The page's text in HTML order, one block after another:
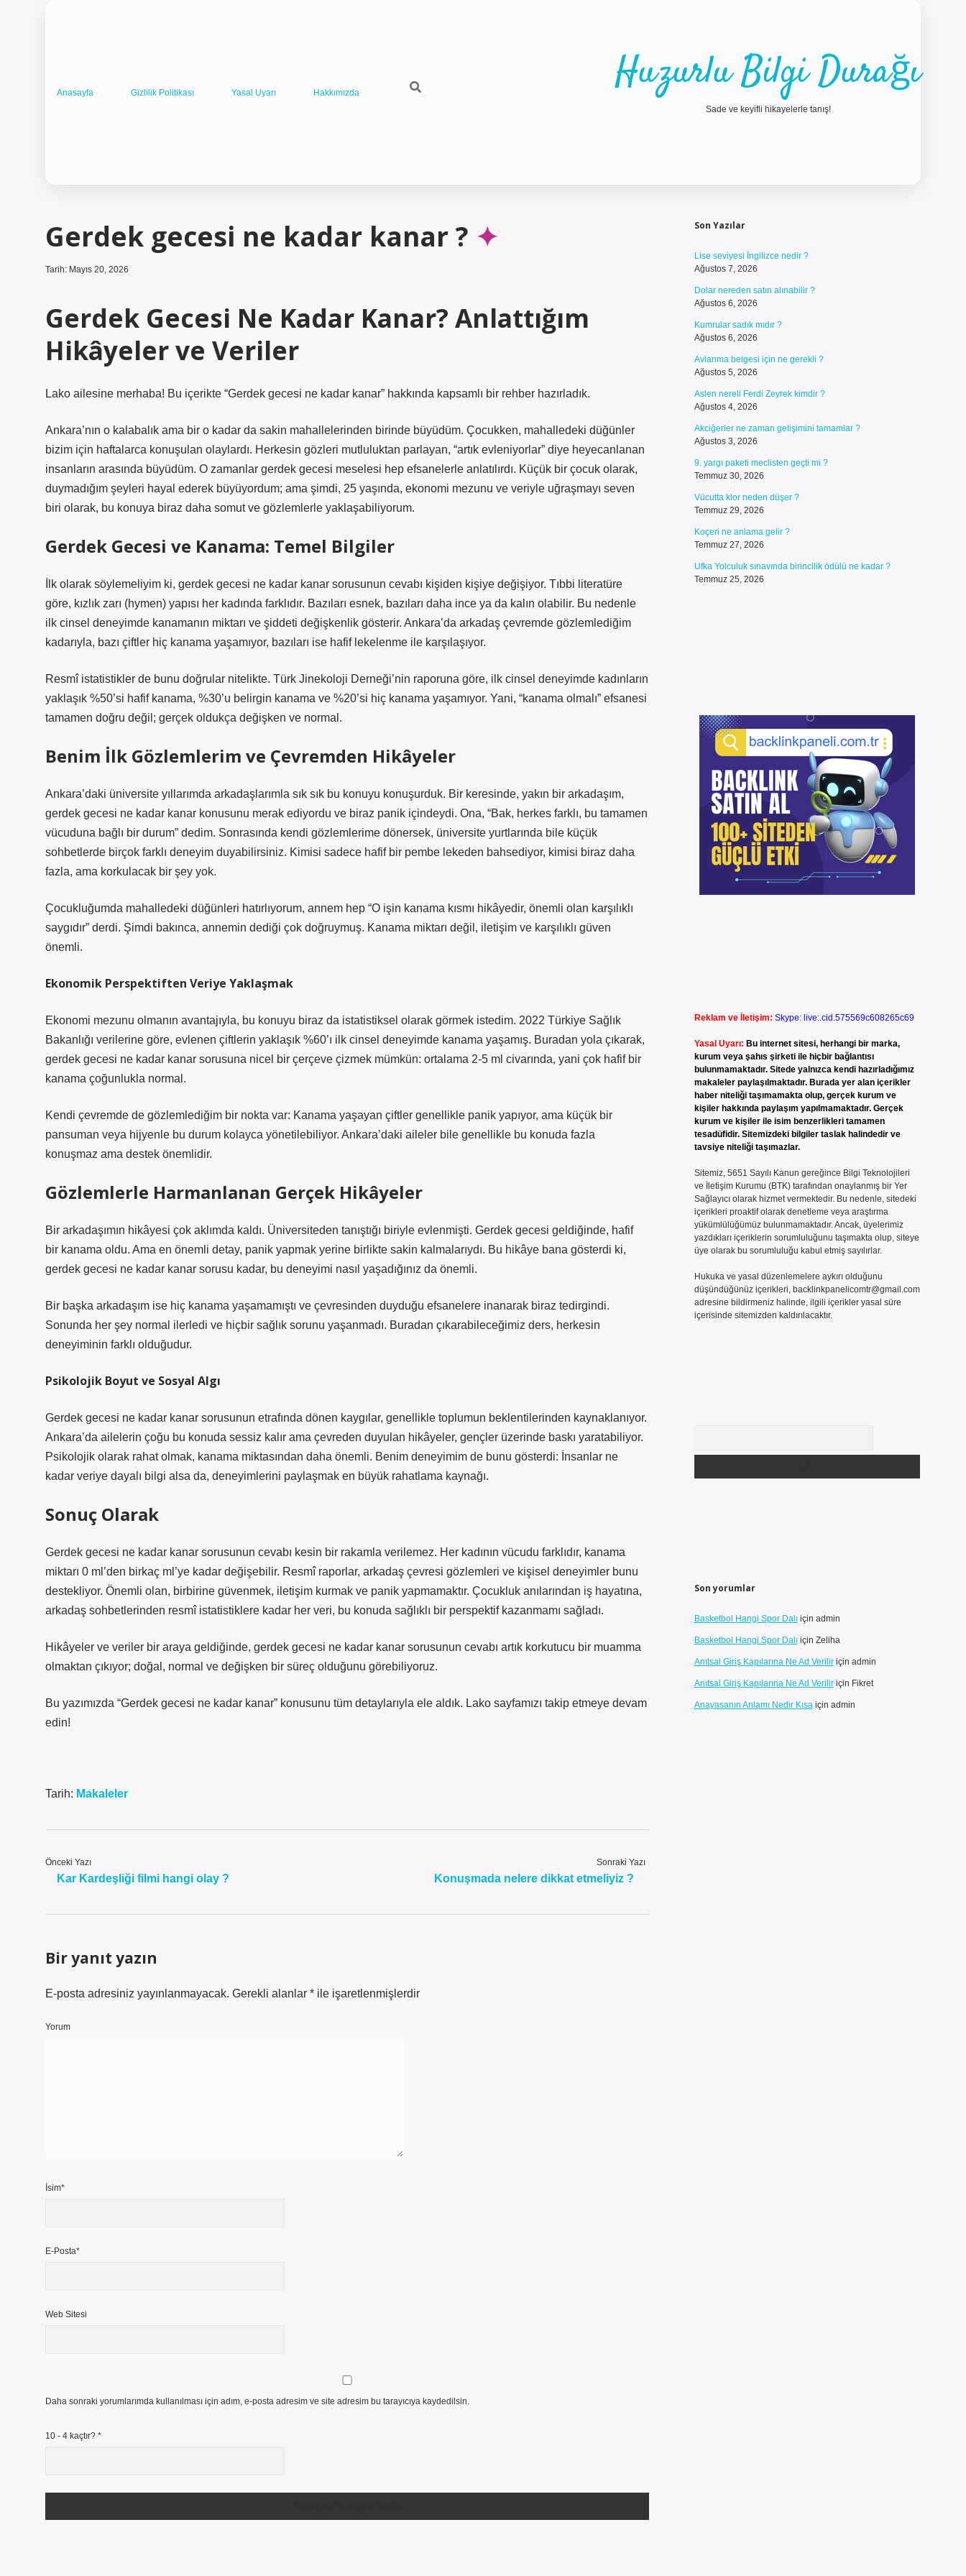
Anasayfa Gizlilik Politikası Yasal Uyarı Hakkımızda Huzurlu Bilgi Durağı
Sade ve keyifli hikayelerle tanış!
Gerdek gecesi ne kadar kanar ?
Tarih: Mayıs 20, 2026
Gerdek Gecesi Ne Kadar Kanar? Anlattığım
Hikâyeler ve Veriler
Lako ailesine merhaba! Bu içerikte “Gerdek gecesi ne kadar kanar” hakkında kapsamlı bir rehber hazırladık.
Ankara’nın o kalabalık ama bir o kadar da sakin mahallelerinden birinde büyüdüm. Çocukken, mahalledeki düğünler
bizim için haftalarca konuşulan olaylardı. Herkesin gözleri mutluluktan parlayan, “artık evleniyorlar” diye heyecanlanan
insanların arasında büyüdüm. O zamanlar gerdek gecesi meselesi hep efsanelerle anlatılırdı. Küçük bir çocuk olarak,
duymadığım şeyleri hayal ederek büyüyordum; ama şimdi, 25 yaşında, ekonomi mezunu ve veriyle uğraşmayı seven
biri olarak, bu konuya biraz daha somut ve gözlemlerle yaklaşabiliyorum.
Gerdek Gecesi ve Kanama: Temel Bilgiler
İlk olarak söylemeliyim ki, gerdek gecesi ne kadar kanar sorusunun cevabı kişiden kişiye değişiyor. Tıbbi literatüre
göre, kızlık zarı (hymen) yapısı her kadında farklıdır. Bazıları esnek, bazıları daha ince ya da kalın olabilir. Bu nedenle
ilk cinsel deneyimde kanamanın miktarı ve şiddeti değişkenlik gösterir. Ankara’da arkadaş çevremde gözlemlediğim
kadarıyla, bazı çiftler hiç kanama yaşamıyor, bazıları ise hafif lekelenme ile karşılaşıyor.
Resmî istatistikler de bunu doğrular nitelikte. Türk Jinekoloji Derneği’nin raporuna göre, ilk cinsel deneyimde kadınların
yaklaşık %50’si hafif kanama, %30’u belirgin kanama ve %20’si hiç kanama yaşamıyor. Yani, “kanama olmalı” efsanesi
tamamen doğru değil; gerçek oldukça değişken ve normal.
Benim İlk Gözlemlerim ve Çevremden Hikâyeler
Ankara’daki üniversite yıllarımda arkadaşlarımla sık sık bu konuyu konuşurduk. Bir keresinde, yakın bir arkadaşım,
gerdek gecesi ne kadar kanar konusunu merak ediyordu ve biraz panik içindeydi. Ona, “Bak, herkes farklı, bu tamamen
vücuduna bağlı bir durum” dedim. Sonrasında kendi gözlemlerime dönersek, üniversite yurtlarında bile küçük
sohbetlerde birçok farklı deneyim duyabilirsiniz. Kimisi sadece hafif bir pembe lekeden bahsediyor, kimisi biraz daha
fazla, ama korkulacak bir şey yok.
Çocukluğumda mahalledeki düğünleri hatırlıyorum, annem hep “O işin kanama kısmı hikâyedir, önemli olan karşılıklı
saygıdır” derdi. Şimdi bakınca, annemin dediği çok doğruymuş. Kanama miktarı değil, iletişim ve karşılıklı güven
önemli.
Ekonomik Perspektiften Veriye Yaklaşmak
Ekonomi mezunu olmanın avantajıyla, bu konuyu biraz da istatistiksel olarak görmek istedim. 2022 Türkiye Sağlık
Bakanlığı verilerine göre, evlenen çiftlerin yaklaşık %60’ı ilk cinsel deneyimde kanama yaşamış. Buradan yola çıkarak,
gerdek gecesi ne kadar kanar sorusuna nicel bir çerçeve çizmek mümkün: ortalama 2-5 ml civarında, yani çok hafif bir
kanama çoğunlukla normal.
Kendi çevremde de gözlemlediğim bir nokta var: Kanama yaşayan çiftler genellikle panik yapıyor, ama küçük bir
pansuman veya hijyenle bu durum kolayca yönetilebiliyor. Ankara’daki aileler bile genellikle bu konuda fazla
konuşmaz ama destek önemlidir.
Gözlemlerle Harmanlanan Gerçek Hikâyeler
Bir arkadaşımın hikâyesi çok aklımda kaldı. Üniversiteden tanıştığı biriyle evlenmişti. Gerdek gecesi geldiğinde, hafif
bir kanama oldu. Ama en önemli detay, panik yapmak yerine birlikte sakin kalmalarıydı. Bu hikâye bana gösterdi ki,
gerdek gecesi ne kadar kanar sorusu kadar, bu deneyimi nasıl yaşadığınız da önemli.
Bir başka arkadaşım ise hiç kanama yaşamamıştı ve çevresinden duyduğu efsanelere inanarak biraz tedirgindi.
Sonunda her şey normal ilerledi ve hiçbir sağlık sorunu yaşanmadı. Buradan çıkarabileceğimiz ders, herkesin
deneyiminin farklı olduğudur.
Psikolojik Boyut ve Sosyal Algı
Gerdek gecesi ne kadar kanar sorusunun etrafında dönen kaygılar, genellikle toplumun beklentilerinden kaynaklanıyor.
Ankara’da ailelerin çoğu bu konuda sessiz kalır ama çevreden duyulan hikâyeler, gençler üzerinde baskı yaratabiliyor.
Psikolojik olarak rahat olmak, kanama miktasından daha önemli. Benim deneyimim de bunu gösterdi: İnsanlar ne
kadar veriye dayalı bilgi alsa da, deneyimlerini paylaşmak en büyük rahatlama kaynağı.
Sonuç Olarak
Gerdek gecesi ne kadar kanar sorusunun cevabı kesin bir rakamla verilemez. Her kadının vücudu farklıdır, kanama
miktarı 0 ml’den birkaç ml’ye kadar değişebilir. Resmî raporlar, arkadaş çevresi gözlemleri ve kişisel deneyimler bunu
destekliyor. Önemli olan, birbirine güvenmek, iletişim kurmak ve panik yapmamaktır. Çocukluk anılarından iş hayatına,
arkadaş sohbetlerinden resmî istatistiklere kadar her veri, bu konuda sağlıklı bir perspektif kazanmamı sağladı.
Hikâyeler ve veriler bir araya geldiğinde, gerdek gecesi ne kadar kanar sorusunun cevabı artık korkutucu bir muamma
olmaktan çıkıyor; doğal, normal ve değişken bir süreç olduğunu görebiliyoruz.
Bu yazımızda “Gerdek gecesi ne kadar kanar” konusunu tüm detaylarıyla ele aldık. Lako sayfamızı takip etmeye devam
edin!
Tarih: Makaleler
Önceki Yazı
Kar Kardeşliği filmi hangi olay ?
Sonraki Yazı
Konuşmada nelere dikkat etmeliyiz ?
Bir yanıt yazın
E-posta adresiniz yayınlanmayacak. Gerekli alanlar * ile işaretlenmişlerdir
Yorum
İsim*
E-Posta*
Web Sitesi
Daha sonraki yorumlarımda kullanılması için adım, e-posta adresim ve site adresim bu tarayıcıya kaydedilsin.
10 - 4 kaçtır? *
Son Yazılar
Lise seviyesi İngilizce nedir ?
Ağustos 7, 2026
Dolar nereden satın alınabilir ?
Ağustos 6, 2026
Kumrular sadık mıdır ?
Ağustos 6, 2026
Avlanma belgesi için ne gerekli ?
Ağustos 5, 2026
Aslen nereli Ferdi Zeyrek kimdir ?
Ağustos 4, 2026
Akciğerler ne zaman gelişimini tamamlar ?
Ağustos 3, 2026
9. yargı paketi meclisten geçti mi ?
Temmuz 30, 2026
Vücutta klor neden düşer ?
Temmuz 29, 2026
Koçeri ne anlama gelir ?
Temmuz 27, 2026
Ufka Yolculuk sınavında birincilik ödülü ne kadar ?
Temmuz 25, 2026
Reklam ve İletişim: Skype: live:.cid.575569c608265c69
Yasal Uyarı: Bu internet sitesi, herhangi bir marka,
kurum veya şahıs şirketi ile hiçbir bağlantısı
bulunmamaktadır. Sitede yalnızca kendi hazırladığımız
makaleler paylaşılmaktadır. Burada yer alan içerikler
haber niteliği taşımamakta olup, gerçek kurum ve
kişiler hakkında paylaşım yapılmamaktadır. Gerçek
kurum ve kişiler ile isim benzerlikleri tamamen
tesadüfidir. Sitemizdeki bilgiler taslak halindedir ve
tavsiye niteliği taşımazlar.
Sitemiz, 5651 Sayılı Kanun gereğince Bilgi Teknolojileri
ve İletişim Kurumu (BTK) tarafından onaylanmış bir Yer
Sağlayıcı olarak hizmet vermektedir. Bu nedenle, sitedeki
içerikleri proaktif olarak denetleme veya araştırma
yükümlülüğümüz bulunmamaktadır. Ancak, üyelerimiz
yazdıkları içeriklerin sorumluluğunu taşımakta olup, siteye
üye olarak bu sorumluluğu kabul etmiş sayılırlar.
Hukuka ve yasal düzenlemelere aykırı olduğunu
düşündüğünüz içerikleri, backlinkpanelicomtr@gmail.com
adresine bildirmeniz halinde, ilgili içerikler yasal süre
içerisinde sitemizden kaldırılacaktır.
Son yorumlar
Basketbol Hangi Spor Dalıiçin admin
Basketbol Hangi Spor Dalıiçin Zeliha
Anıtsal Giriş Kapılarına Ne Ad Veriliriçin admin
Anıtsal Giriş Kapılarına Ne Ad Veriliriçin Fikret
Anayasanın Anlamı Nedir Kısaiçin admin